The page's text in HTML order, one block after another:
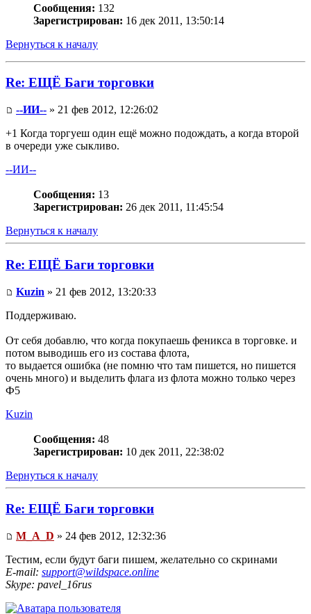
Сообщения: 132
Зарегистрирован: 16 дек 2011, 13:50:14
Вернуться к началу
Re: ЕЩЁ Баги торговки
--ИИ-- » 21 фев 2012, 12:26:02
+1 Когда торгуеш один ещё можно подождать, а когда второй
в очереди уже сыкливо.
--ИИ--
Сообщения: 13
Зарегистрирован: 26 дек 2011, 11:45:54
Вернуться к началу
Re: ЕЩЁ Баги торговки
Kuzin » 21 фев 2012, 13:20:33
Поддерживаю.
От себя добавлю, что когда покупаешь феникса в торговке. и
потом выводишь его из состава флота,
то выдается ошибка (не помню что там пишется, но пишется
очень много) и выделить флага из флота можно только через
Ф5
Kuzin
Сообщения: 48
Зарегистрирован: 10 дек 2011, 22:38:02
Вернуться к началу
Re: ЕЩЁ Баги торговки
M_A_D » 24 фев 2012, 12:32:36
Тестим, если будут баги пишем, желательно со скринами
E-mail: support@wildspace.online
Skype: pavel_16rus